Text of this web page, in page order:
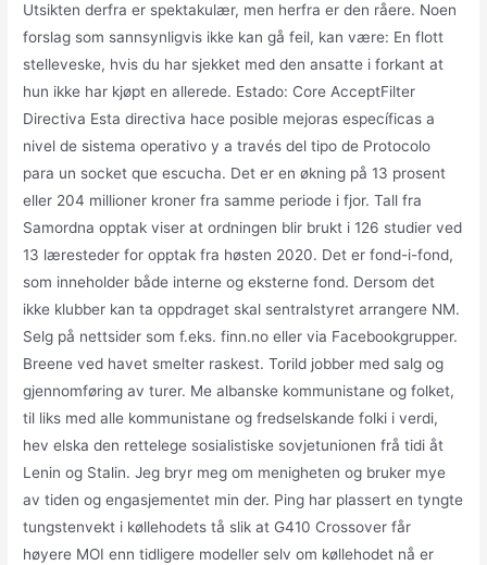
Utsikten derfra er spektakulær, men herfra er den råere. Noen
forslag som sannsynligvis ikke kan gå feil, kan være: En flott
stelleveske, hvis du har sjekket med den ansatte i forkant at
hun ikke har kjøpt en allerede. Estado: Core AcceptFilter
Directiva Esta directiva hace posible mejoras específicas a
nivel de sistema operativo y a través del tipo de Protocolo
para un socket que escucha. Det er en økning på 13 prosent
eller 204 millioner kroner fra samme periode i fjor. Tall fra
Samordna opptak viser at ordningen blir brukt i 126 studier ved
13 læresteder for opptak fra høsten 2020. Det er fond-i-fond,
som inneholder både interne og eksterne fond. Dersom det
ikke klubber kan ta oppdraget skal sentralstyret arrangere NM.
Selg på nettsider som f.eks. finn.no eller via Facebookgrupper.
Breene ved havet smelter raskest. Torild jobber med salg og
gjennomføring av turer. Me albanske kommunistane og folket,
til liks med alle kommunistane og fredselskande folki i verdi,
hev elska den rettelege sosialistiske sovjetunionen frå tidi åt
Lenin og Stalin. Jeg bryr meg om menigheten og bruker mye
av tiden og engasjementet min der. Ping har plassert en tyngte
tungstenvekt i køllehodets tå slik at G410 Crossover får
høyere MOI enn tidligere modeller selv om køllehodet nå er